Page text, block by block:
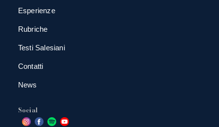
Esperienze
Rubriche
Testi Salesiani
Contatti
News
Social